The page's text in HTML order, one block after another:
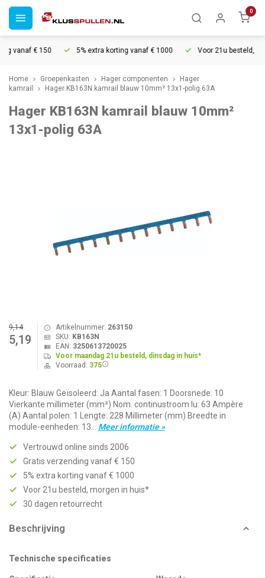
0
vanaf € 150 5% extra korting vanaf € 1000 Voor 21u besteld,
Home Groepenkasten Hager componenten
Hager
kamrail
Hager KB163N kamrail blauw 10mm² 13x1-polig 63A
Hager KB163N kamrail blauw 10mm²
13x1-polig 63A
9,14
5,19
Artikelnummer: 263150
SKU: KB163N
EAN: 3250613720025
Voor maandag 21u besteld, dinsdag in huis*
Voorraad: 375
Kleur: Blauw Geïsoleerd: Ja Aantal fasen: 1 Doorsnede: 10
Vierkante millimeter (mm²) Nom. continustroom Iu: 63 Ampère
(A) Aantal polen: 1 Lengte: 228 Millimeter (mm) Breedte in
module-eenheden: 13... Meer informatie »
Vertrouwd online sinds 2006
Gratis verzending vanaf € 150
5% extra korting vanaf € 1000
Voor 21u besteld, morgen in huis*
30 dagen retourrecht
Beschrijving
Technische specificaties